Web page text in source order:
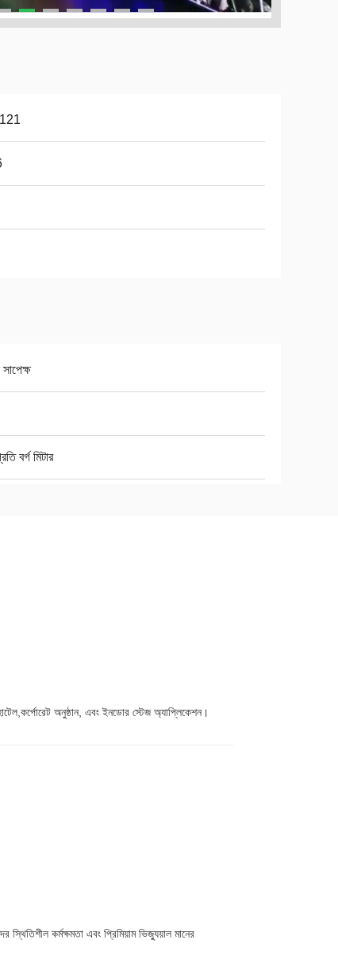
বর্গ মিটার
অনুষ্ঠান, এবং ইনডোর স্টেজ অ্যাপ্লিকেশন।
স্থিতিশীল কর্মক্ষমতা এবং প্রিমিয়াম ভিজ্যুয়াল মানের